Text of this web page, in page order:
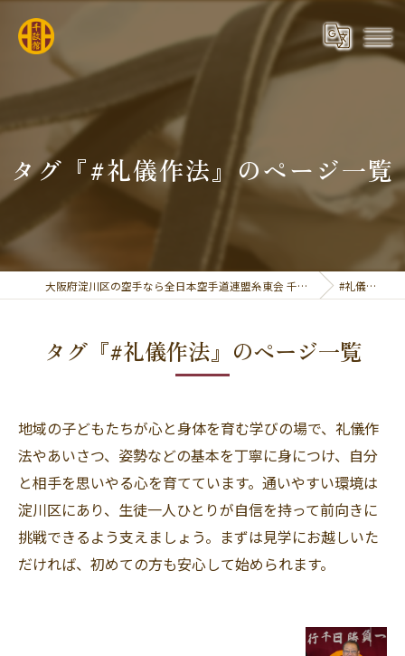
タグ『#礼儀作法』のページ一覧
大阪府淀川区の空手なら全日本空手道連盟糸東会 千政館 #礼儀作法
タグ『#礼儀作法』のページ一覧
地域の子どもたちが心と身体を育む学びの場で、礼儀作
法やあいさつ、姿勢などの基本を丁寧に身につけ、自分
と相手を思いやる心を育てています。通いやすい環境は
淀川区にあり、生徒一人ひとりが自信を持って前向きに
挑戦できるよう支えましょう。まずは見学にお越しいた
だければ、初めての方も安心して始められます。